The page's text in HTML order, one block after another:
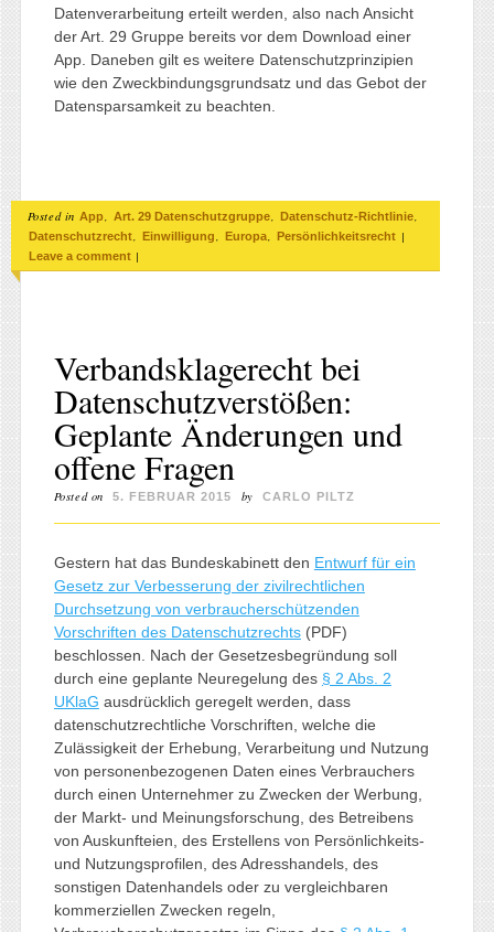
Datenverarbeitung erteilt werden, also nach Ansicht
der Art. 29 Gruppe bereits vor dem Download einer
App. Daneben gilt es weitere Datenschutzprinzipien
wie den Zweckbindungsgrundsatz und das Gebot der
Datensparsamkeit zu beachten.
Posted in App, Art. 29 Datenschutzgruppe, Datenschutz-Richtlinie,
Datenschutzrecht, Einwilligung, Europa, Persönlichkeitsrecht |
Leave a comment |
Verbandsklagerecht bei
Datenschutzverstößen:
Geplante Änderungen und
offene Fragen
Posted on 5. FEBRUAR 2015 by CARLO PILTZ
Gestern hat das Bundeskabinett den Entwurf für ein
Gesetz zur Verbesserung der zivilrechtlichen
Durchsetzung von verbraucherschützenden
Vorschriften des Datenschutzrechts(PDF)
beschlossen. Nach der Gesetzesbegründung soll
durch eine geplante Neuregelung des § 2 Abs. 2
UKlaG ausdrücklich geregelt werden, dass
datenschutzrechtliche Vorschriften, welche die
Zulässigkeit der Erhebung, Verarbeitung und Nutzung
von personenbezogenen Daten eines Verbrauchers
durch einen Unternehmer zu Zwecken der Werbung,
der Markt- und Meinungsforschung, des Betreibens
von Auskunfteien, des Erstellens von Persönlichkeits-
und Nutzungsprofilen, des Adresshandels, des
sonstigen Datenhandels oder zu vergleichbaren
kommerziellen Zwecken regeln,